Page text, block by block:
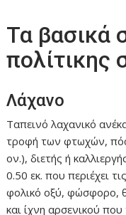
Τα βασικά
πολίτικης
Λάχανο
Ταπεινό λαχανικό
τροφή των φτωχών,
ον.), διετής ή
0.50 εκ. που περιέχει
φολικό οξύ, φώσφορο,
και ίχνη αρσενικού